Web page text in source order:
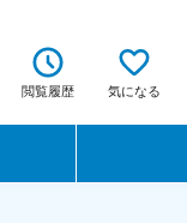
閲覧履歴 気になる